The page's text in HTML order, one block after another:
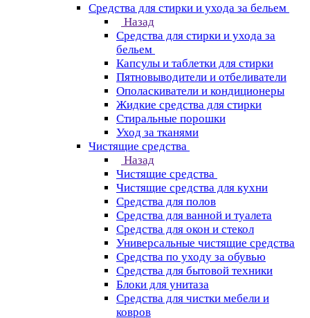
Средства для стирки и ухода за бельем
Назад
Средства для стирки и ухода за
бельем
Капсулы и таблетки для стирки
Пятновыводители и отбеливатели
Ополаскиватели и кондиционеры
Жидкие средства для стирки
Стиральные порошки
Уход за тканями
Чистящие средства
Назад
Чистящие средства
Чистящие средства для кухни
Средства для полов
Средства для ванной и туалета
Средства для окон и стекол
Универсальные чистящие средства
Средства по уходу за обувью
Средства для бытовой техники
Блоки для унитаза
Средства для чистки мебели и
ковров